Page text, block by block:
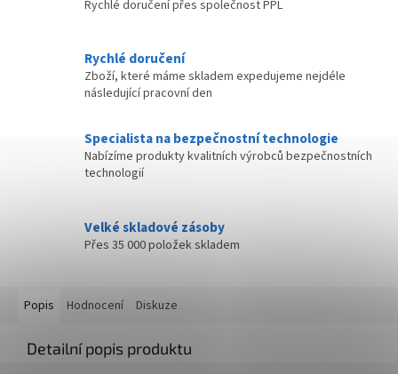
Rychlé doručení přes společnost PPL
Rychlé doručení
Zboží, které máme skladem expedujeme nejdéle
následující pracovní den
Specialista na bezpečnostní technologie
Nabízíme produkty kvalitních výrobců bezpečnostních
technologií
Velké skladové zásoby
Přes 35 000 položek skladem
Popis Hodnocení Diskuze
Detailní popis produktu